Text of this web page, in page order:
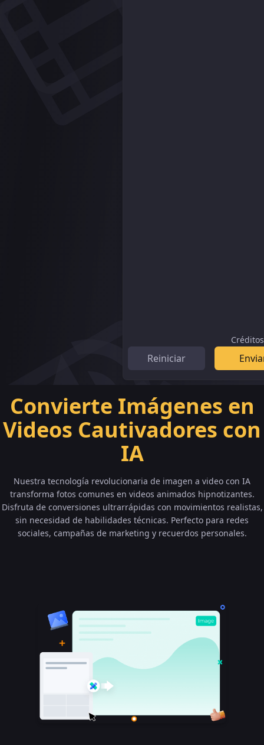
Reiniciar
Créditos
Convierte Imágenes en
Videos Cautivadores con
IA
Nuestra tecnología revolucionaria de imagen a video con IA
transforma fotos comunes en videos animados hipnotizantes.
Disfruta de conversiones ultrarrápidas con movimientos realistas,
sin necesidad de habilidades técnicas. Perfecto para redes
sociales, campañas de marketing y recuerdos personales.